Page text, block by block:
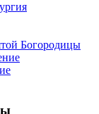
Богородицы